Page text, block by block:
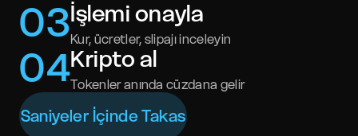
03İşlemi onayla
Kur, ücretler, slipajı inceleyin
04Kripto al
Tokenler anında cüzdana gelir
Saniyeler İçinde Takas